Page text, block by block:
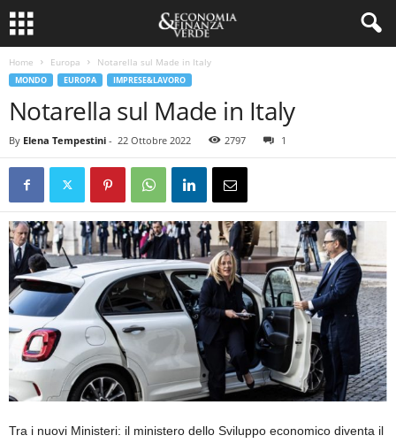
Home Europa Notarella sul Made in Italy
MONDO EUROPA IMPRESE&LAVORO
Notarella sul Made in Italy
By Elena Tempestini - 22 Ottobre 2022 2797 1
Tra i nuovi Ministeri: il ministero dello Sviluppo economico diventa il